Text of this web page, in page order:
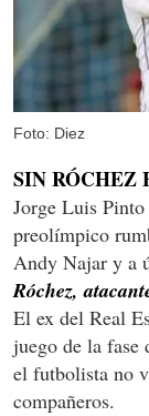
Foto: Diez
SIN RÓCHEZ
Jorge Luis
preolímpico
Andy Najar y a
Róchez,
El ex del Real
juego de la fase
el futbolista no
compañeros.